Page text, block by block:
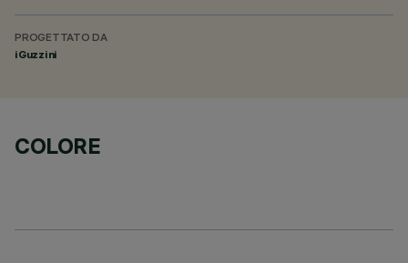
PROGETTATO DA
iGuzzini
COLORE